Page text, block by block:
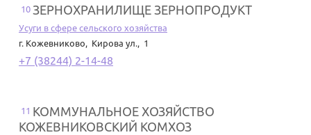
10 ЗЕРНОХРАНИЛИЩЕ ЗЕРНОПРОДУКТ
Усуги в сфере сельского хозяйства
г. Кожевниково, Кирова ул., 1
+7 (38244) 2-14-48
11 КОММУНАЛЬНОЕ ХОЗЯЙСТВО
КОЖЕВНИКОВСКИЙ КОМХОЗ